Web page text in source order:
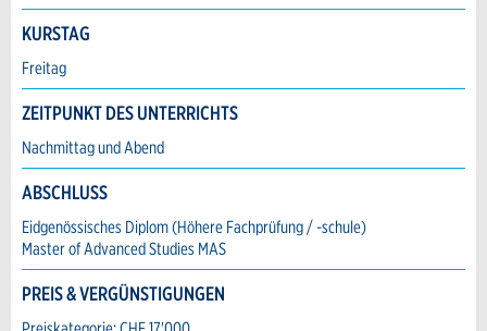
Nachricht
KURSTAG
Freitag
ZEITPUNKT DES UNTERRICHTS
Nachmittag und Abend
ABSCHLUSS
Eidgenössisches Diplom (Höhere Fachprüfung / -schule)
Master of Advanced Studies MAS
PREIS & VERGÜNSTIGUNGEN